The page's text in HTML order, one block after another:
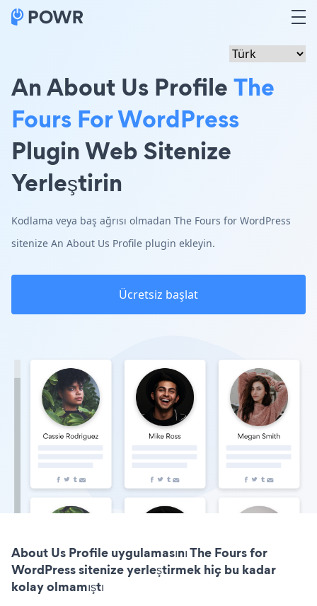
An About Us ProfileThe
Fours For WordPress
Plugin Web Sitenize
Yerleştirin
Kodlama veya baş ağrısı olmadan The Fours for WordPress
sitenize An About Us Profile plugin ekleyin.
Ücretsiz başlat
About Us Profile uygulamasını The Fours for
WordPress sitenize yerleştirmek hiç bu kadar
kolay olmamıştı